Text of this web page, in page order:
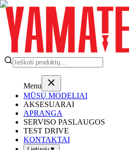
Menu
MŪSŲ MODELIAI
AKSESUARAI
APRANGA
SERVISO PASLAUGOS
TEST DRIVE
KONTAKTAI